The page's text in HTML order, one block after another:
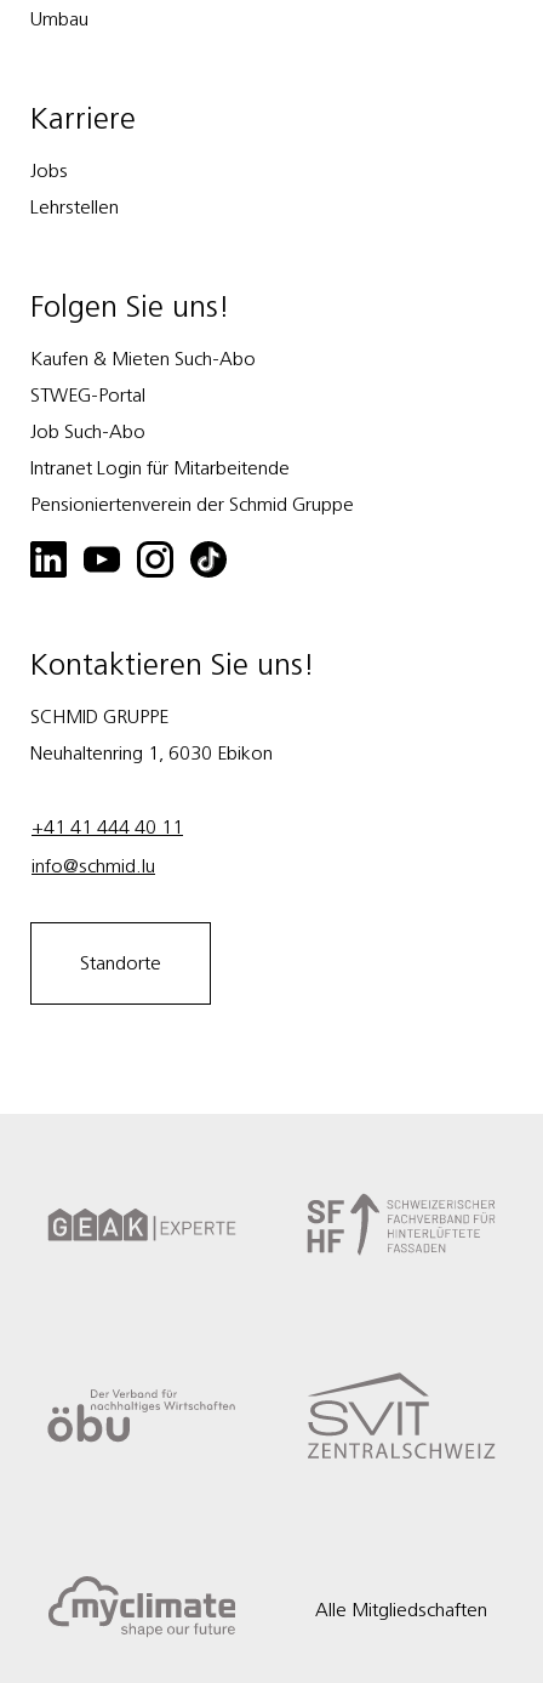
Umbau
Karriere
Jobs
Lehrstellen
Folgen Sie uns!
Kaufen & Mieten Such-Abo
STWEG-Portal
Job Such-Abo
Intranet Login für Mitarbeitende
Pensioniertenverein der Schmid Gruppe
Kontaktieren Sie uns!
SCHMID GRUPPE
Neuhaltenring 1, 6030 Ebikon
+41 41 444 40 11
info@schmid.lu
Standorte
Alle Mitgliedschaften